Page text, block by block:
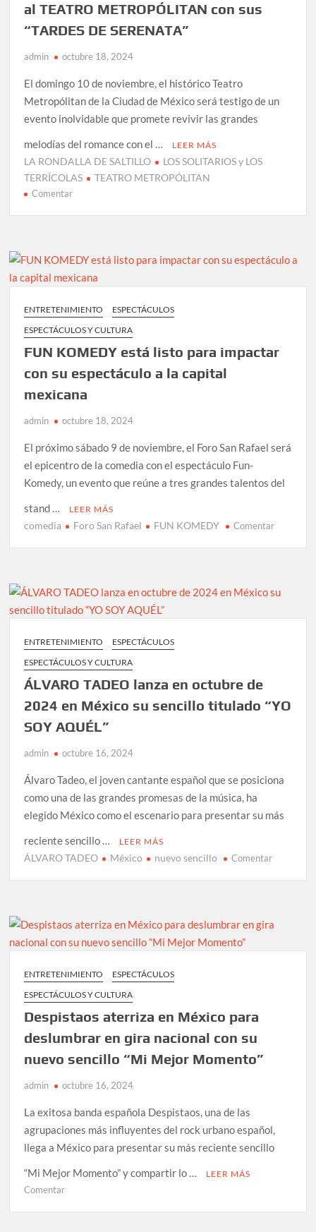
al TEATRO METROPÓLITAN con sus
“TARDES DE SERENATA”
admin octubre 18, 2024
El domingo 10 de noviembre, el histórico Teatro
Metropólitan de la Ciudad de México será testigo de un
evento inolvidable que promete revivir las grandes
melodías del romance con el …
LEER MÁS
LA RONDALLA DE SALTILLO
LOS SOLITARIOS y LOS
TERRÍCOLAS
TEATRO METROPÓLITAN
Comentaren
SALTILLO,
SOLITARIOS
LOS
TERRÍCOLAS
llegan
TEATRO
METROPÓLITAN
sus
“TARDES
SERENATA”
ENTRETENIMIENTO
ESPECTÁCULOS
ESPECTÁCULOS Y CULTURA
FUN KOMEDY está listo para impactar
con su espectáculo a la capital
mexicana
admin octubre 18, 2024
El próximo sábado 9 de noviembre, el Foro San Rafael será
el epicentro de la comedia con el espectáculo Fun-
Komedy, un evento que reúne a tres grandes talentos del
stand …
LEER MÁS
comedia Foro San Rafael FUN KOMEDY Comentaren
impactar
capital
ENTRETENIMIENTO
ESPECTÁCULOS
ESPECTÁCULOS Y CULTURA
ÁLVARO TADEO lanza en octubre de
2024 en México su sencillo titulado “YO
SOY AQUÉL”
admin octubre 16, 2024
Álvaro Tadeo, el joven cantante español que se posiciona
como una de las grandes promesas de la música, ha
elegido México como el escenario para presentar su más
reciente sencillo …
LEER MÁS
ÁLVARO TADEO México nuevo sencillo Comentaren
de
ENTRETENIMIENTO
ESPECTÁCULOS
ESPECTÁCULOS Y CULTURA
Despistaos aterriza en México para
deslumbrar en gira nacional con su
nuevo sencillo “Mi Mejor Momento”
admin octubre 16, 2024
La exitosa banda española Despistaos, una de las
agrupaciones más influyentes del rock urbano español,
llega a México para presentar su más reciente sencillo
“Mi Mejor Momento” y compartir lo …
LEER MÁS
Comentaren